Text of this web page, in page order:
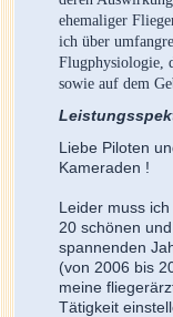
ehemaliger
ich über
Flugphysiologie,
sowie auf dem
Liebe Piloten
Kameraden !
Leider muss ich
20 schönen und
spannenden
(von 2006 bis
meine
Tätigkeit